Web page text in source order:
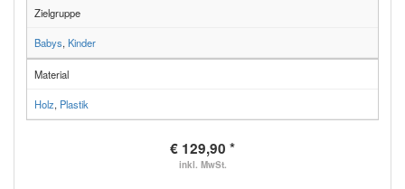
Zielgruppe
Babys, Kinder
Material
Holz, Plastik
€ 129,90 *
inkl. MwSt.